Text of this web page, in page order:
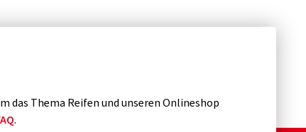
das Thema Reifen und unseren Onlineshop
.